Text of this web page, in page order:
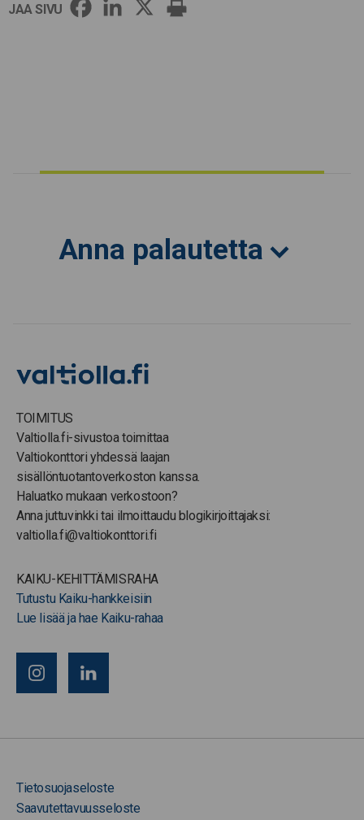
JAA SIVU
Anna palautetta
TOIMITUS
Valtiolla.fi-sivustoa toimittaa
Valtiokonttori yhdessä laajan
sisällöntuotantoverkoston kanssa.
Haluatko mukaan verkostoon?
Anna juttuvinkki tai ilmoittaudu blogikirjoittajaksi:
valtiolla.fi@valtiokonttori.fi
KAIKU-KEHITTÄMISRAHA
Tutustu Kaiku-hankkeisiin
Lue lisää ja hae Kaiku-rahaa
Tietosuojaseloste
Saavutettavuusseloste